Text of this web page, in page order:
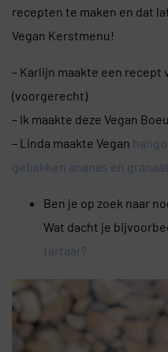
recepten te maken en dat
Vegan Kerstmenu!
– Karlijn maakte een recept
(voorgerecht)
– Ik maakte deze Vegan
– Linda maakte Vegan
gebakken ananas en
Ben je op zoek naar
Wat dacht je
tartaar?